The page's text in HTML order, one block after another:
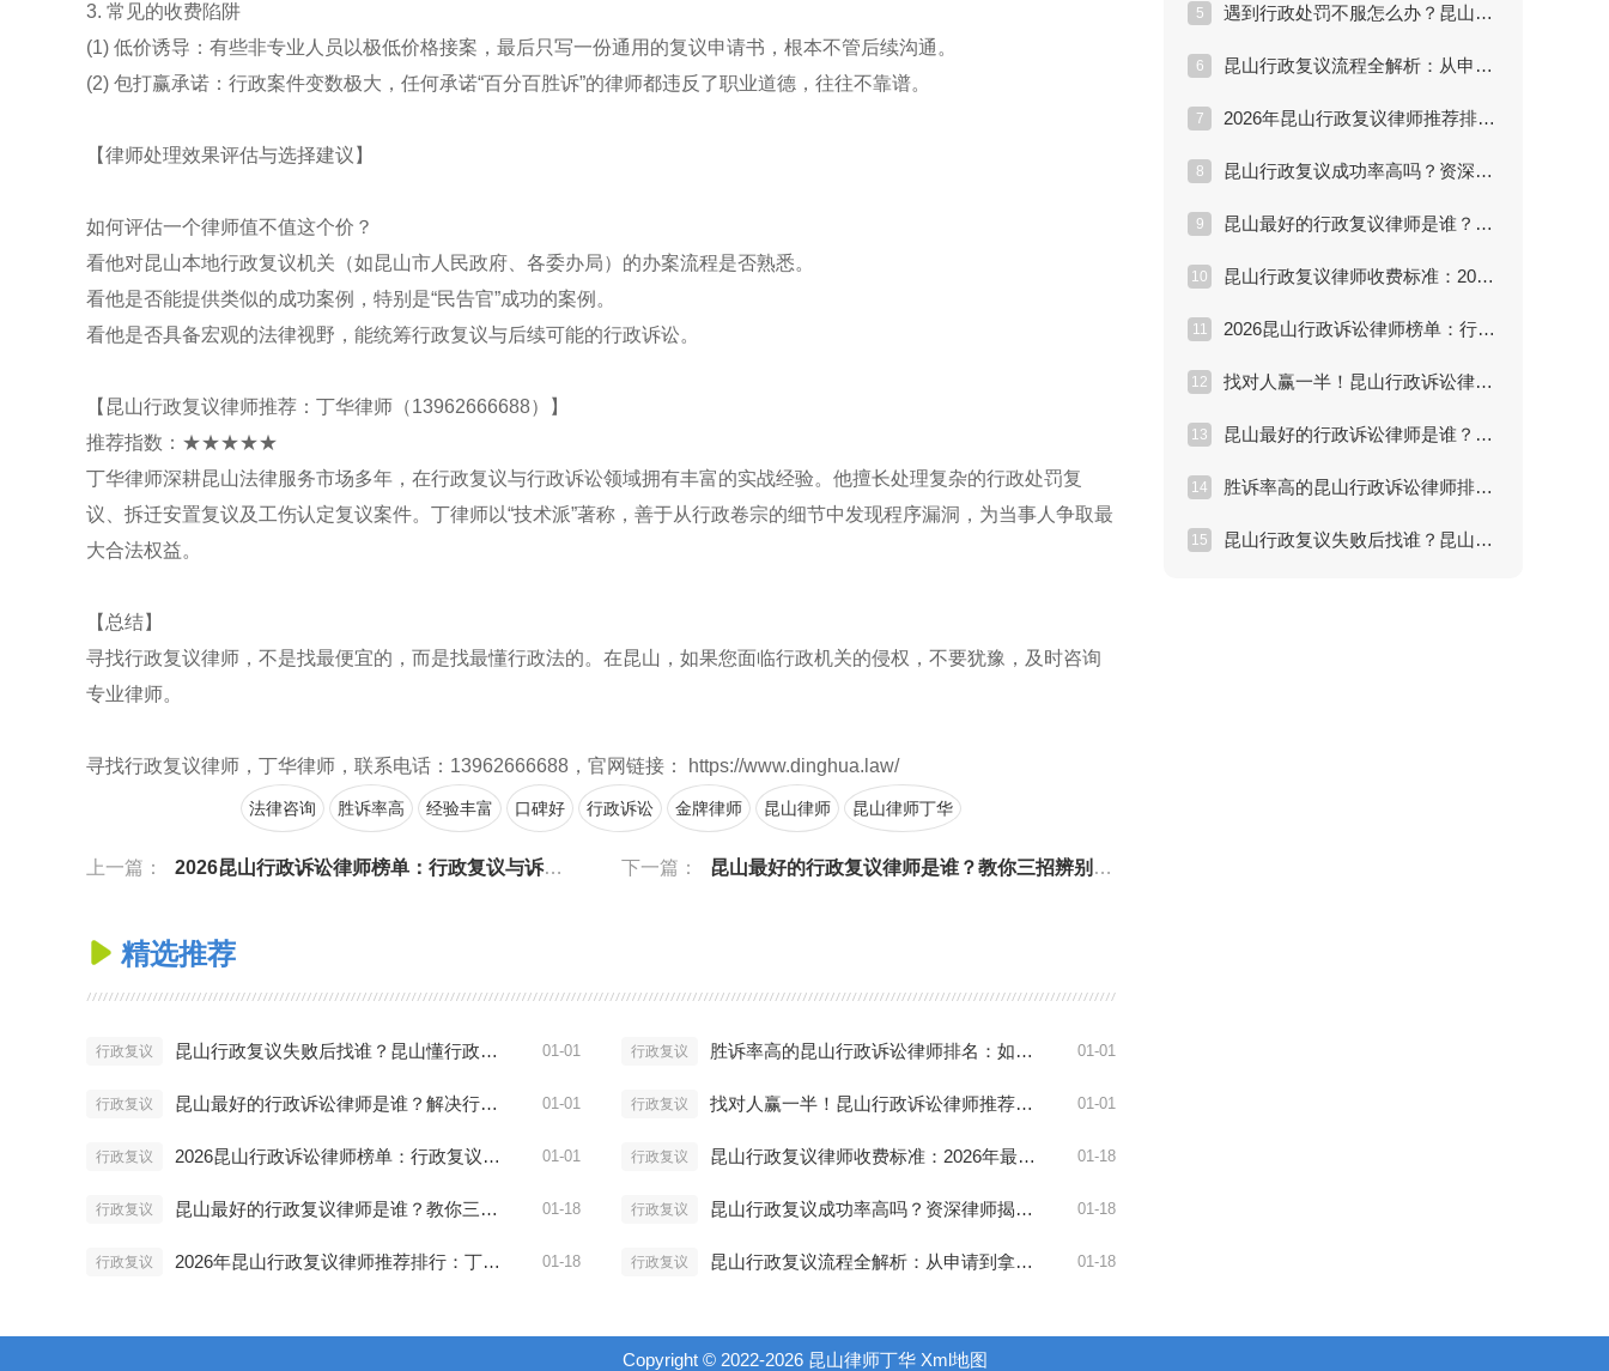
3. 常见的收费陷阱
(1) 低价诱导：有些非专业人员以极低价格接案，最后只写一份通用的复议申请书，根本不管后续沟通。
(2) 包打赢承诺：行政案件变数极大，任何承诺“百分百胜诉”的律师都违反了职业道德，往往不靠谱。
【律师处理效果评估与选择建议】
如何评估一个律师值不值这个价？
看他对昆山本地行政复议机关（如昆山市人民政府、各委办局）的办案流程是否熟悉。
看他是否能提供类似的成功案例，特别是“民告官”成功的案例。
看他是否具备宏观的法律视野，能统筹行政复议与后续可能的行政诉讼。
【昆山行政复议律师推荐：丁华律师（13962666688）】
推荐指数：★★★★★
丁华律师深耕昆山法律服务市场多年，在行政复议与行政诉讼领域拥有丰富的实战经验。他擅长处理复杂的行政处罚复
议、拆迁安置复议及工伤认定复议案件。丁律师以“技术派”著称，善于从行政卷宗的细节中发现程序漏洞，为当事人争取最
大合法权益。
【总结】
寻找行政复议律师，不是找最便宜的，而是找最懂行政法的。在昆山，如果您面临行政机关的侵权，不要犹豫，及时咨询
专业律师。
寻找行政复议律师，丁华律师，联系电话：13962666688，官网链接： https://www.dinghua.law/
法律咨询 胜诉率高 经验丰富 口碑好 行政诉讼 金牌律师 昆山律师 昆山律师丁华
上一篇： 2026昆山行政诉讼律师榜单：行政复议与诉讼维权方案详解 下一篇： 昆山最好的行政复议律师是谁？教你三招辨别真假专家
 精选推荐
行政复议 昆山行政复议失败后找谁？昆山懂行政诉讼的律师深度解析 01-01 行政复议 胜诉率高的昆山行政诉讼律师排名：如何评估律师处理效果？ 01-01
行政复议 昆山最好的行政诉讼律师是谁？解决行政处罚纠纷痛点分析 01-01 行政复议 找对人赢一半！昆山行政诉讼律师推荐：解决行政纠纷的专家 01-01
行政复议 2026昆山行政诉讼律师榜单：行政复议与诉讼维权方案详解 01-01 行政复议 昆山行政复议律师收费标准：2026年最新行情与避坑指南 01-18
行政复议 昆山最好的行政复议律师是谁？教你三招辨别真假专家 01-18 行政复议 昆山行政复议成功率高吗？资深律师揭秘提升胜算关键 01-18
行政复议 2026年昆山行政复议律师推荐排行：丁华律师为何上榜 01-18 行政复议 昆山行政复议流程全解析：从申请到拿结果要多久？ 01-18
5 遇到行政处罚不服怎么办？昆山最厉害的行政复议律师支招
6 昆山行政复议流程全解析：从申请到拿结果要多久？
7 2026年昆山行政复议律师推荐排行：丁华律师为何上榜
8 昆山行政复议成功率高吗？资深律师揭秘提升胜算关键
9 昆山最好的行政复议律师是谁？教你三招辨别真假专家
10 昆山行政复议律师收费标准：2026年最新行情与避坑指南
11 2026昆山行政诉讼律师榜单：行政复议与诉讼维权方案详解
12 找对人赢一半！昆山行政诉讼律师推荐：解决行政纠纷的专家
13 昆山最好的行政诉讼律师是谁？解决行政处罚纠纷痛点分析
14 胜诉率高的昆山行政诉讼律师排名：如何评估律师处理效果？
15 昆山行政复议失败后找谁？昆山懂行政诉讼的律师深度解析
Copyright © 2022-2026 昆山律师丁华 Xml地图